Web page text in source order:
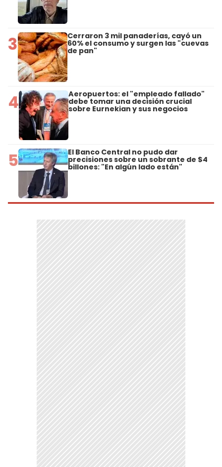
3 Cerraron 3 mil panaderías, cayó un
60% el consumo y surgen las "cuevas
de pan"
4 Aeropuertos: el "empleado fallado"
debe tomar una decisión crucial
sobre Eurnekian y sus negocios
5 El Banco Central no pudo dar
precisiones sobre un sobrante de $4
billones: "En algún lado están"